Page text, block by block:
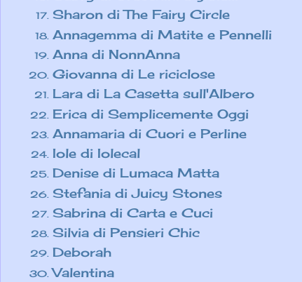
Sharon di The Fairy Circle
Annagemma di Matite e Pennelli
Anna di NonnAnna
Giovanna di Le riciclose
Lara di La Casetta sull'Albero
Erica di Semplicemente Oggi
Annamaria di Cuori e Perline
Iole di Iolecal
Denise di Lumaca Matta
Stefania di Juicy Stones
Sabrina di Carta e Cuci
Silvia di Pensieri Chic
Deborah
Valentina